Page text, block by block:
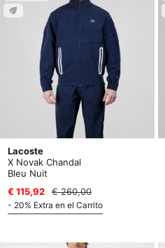
Lacoste
X Novak Chandal
Bleu Nuit
€ 115,92
€ 260,00
- 20% Extra en el Carrito